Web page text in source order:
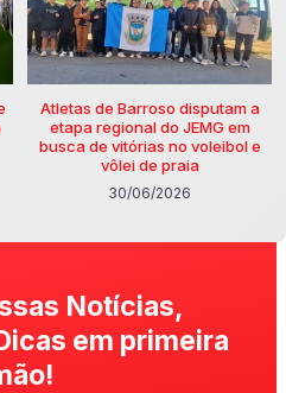
Atletas de Barroso disputam a
etapa regional do JEMG em
busca de vitórias no voleibol e
vôlei de praia
30/06/2026
Notícias,
em primeira